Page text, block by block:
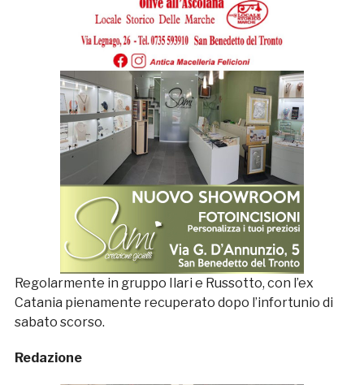
Regolarmente in gruppo Ilari e Russotto, con l’ex
Catania pienamente recuperato dopo l’infortunio di
sabato scorso.
Redazione